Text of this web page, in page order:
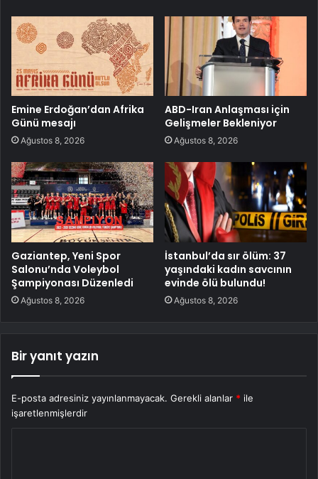
Emine Erdoğan’dan Afrika
Günü mesajı
Ağustos 8, 2026
ABD-Iran Anlaşması için
Gelişmeler Bekleniyor
Ağustos 8, 2026
Gaziantep, Yeni Spor
Salonu’nda Voleybol
Şampiyonası Düzenledi
Ağustos 8, 2026
İstanbul’da sır ölüm: 37
yaşındaki kadın savcının
evinde ölü bulundu!
Ağustos 8, 2026
Bir yanıt yazın
E-posta adresiniz yayınlanmayacak. Gerekli alanlar * ile
işaretlenmişlerdir